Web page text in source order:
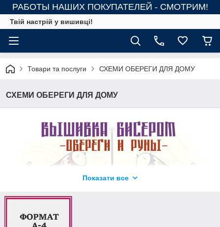
РАБОТЫ НАШИХ ПОКУПАТЕЛЕЙ - СМОТРИМ!
Твій настрій у вишивці!
Товари та послуги СХЕМИ ОБЕРЕГИ ДЛЯ ДОМУ
СХЕМИ ОБЕРЕГИ ДЛЯ ДОМУ
Схеми для вишивки бісером "Оберіг
Показати все